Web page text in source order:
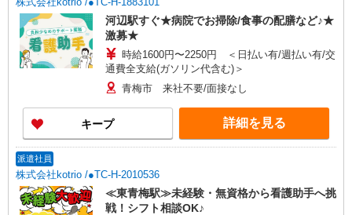
河辺駅すぐ★病院でお掃除/食事の配膳など♪★
激募★
時給1600円〜2250円 ＜日払い有/週払い有/交
通費全支給(ガソリン代含む)＞
青梅市 来社不要/面接なし
キープ 詳細を見る
派遣社員
株式会社kotrio /●TC-H-2010536
≪東青梅駅≫未経験・無資格から看護助手へ挑
戦！シフト相談OK♪